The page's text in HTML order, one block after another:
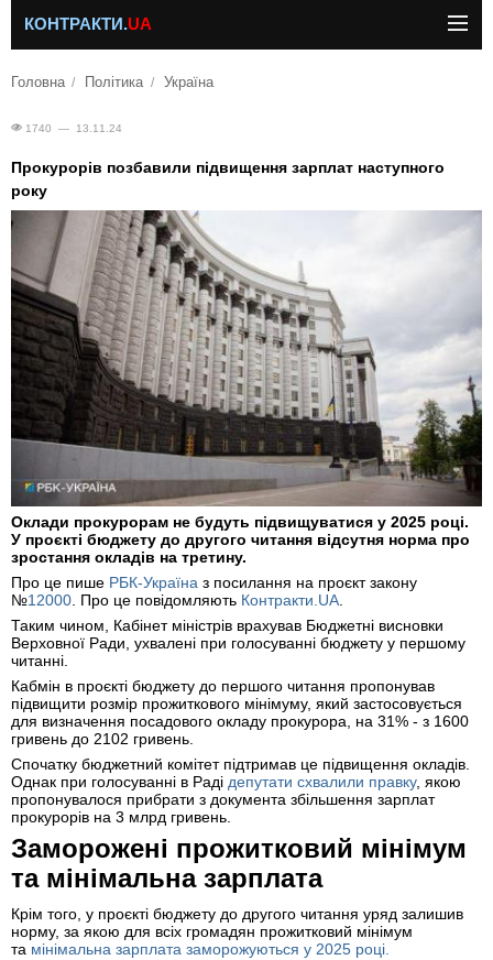
КОНТРАКТИ.UA
Головна Політика Україна
1740 — 13.11.24
Прокурорів позбавили підвищення зарплат наступного
року
Оклади прокурорам не будуть підвищуватися у 2025 році.
У проєкті бюджету до другого читання відсутня норма про
зростання окладів на третину.
Про це пише РБК-Україна з посилання на проєкт закону
№12000 . Про це повідомляють Контракти.UA
Таким чином, Кабінет міністрів врахував Бюджетні висновки
Верховної Ради, ухвалені при голосуванні бюджету у першому
читанні.
Кабмін в проєкті бюджету до першого читання пропонував
підвищити розмір прожиткового мінімуму, який застосовується
для визначення посадового окладу прокурора, на 31% - з 1600
гривень до 2102 гривень.
Спочатку бюджетний комітет підтримав це підвищення окладів.
Однак при голосуванні в Раді депутати схвалили правку, якою
пропонувалося прибрати з документа збільшення зарплат
прокурорів на 3 млрд гривень.
Заморожені прожитковий мінімум
та мінімальна зарплата
Крім того, у проєкті бюджету до другого читання уряд залишив
норму, за якою для всіх громадян прожитковий мінімум
та мінімальна зарплата заморожуються у 2025 році.